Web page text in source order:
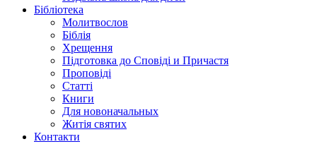
Бібліотека
Молитвослов
Біблія
Хрещення
Підготовка до Сповіді и Причастя
Проповіді
Статті
Книги
Для новоначальных
Житія святих
Контакти